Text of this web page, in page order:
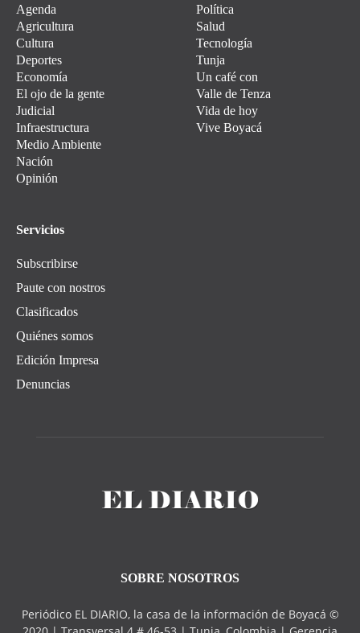
Agenda
Agricultura
Cultura
Deportes
Economía
El ojo de la gente
Judicial
Infraestructura
Medio Ambiente
Nación
Opinión
Política
Salud
Tecnología
Tunja
Un café con
Valle de Tenza
Vida de hoy
Vive Boyacá
Servicios
Subscribirse
Paute con nostros
Clasificados
Quiénes somos
Edición Impresa
Denuncias
SOBRE NOSOTROS
Periódico EL DIARIO, la casa de la información de Boyacá ©